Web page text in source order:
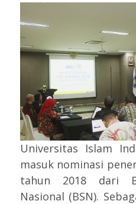
Universitas Islam
masuk nominasi
tahun 2018 dari
Nasional (BSN).